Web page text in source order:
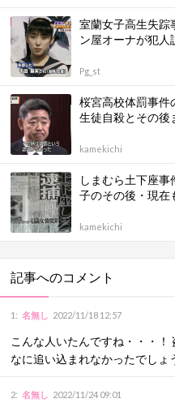
室蘭女子高生失踪
ン屋オーナが犯人
Pg_st
桜宮高校体罰事件
生徒自殺とその後
kamekichi
しまむら土下座
子のその後・現在
kamekichi
記事へのコメント
1 : 名無し 2022/11/18 12:57
こんな人いたんですね・・・
なに追い込まれなかったでしょ
2: 名無し 2022/11/24 09:01